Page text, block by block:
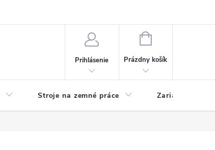
Prihlásenie
NÁKUPNÝ
Prázdny košík
Stroje na zemné práce Zariadenia na